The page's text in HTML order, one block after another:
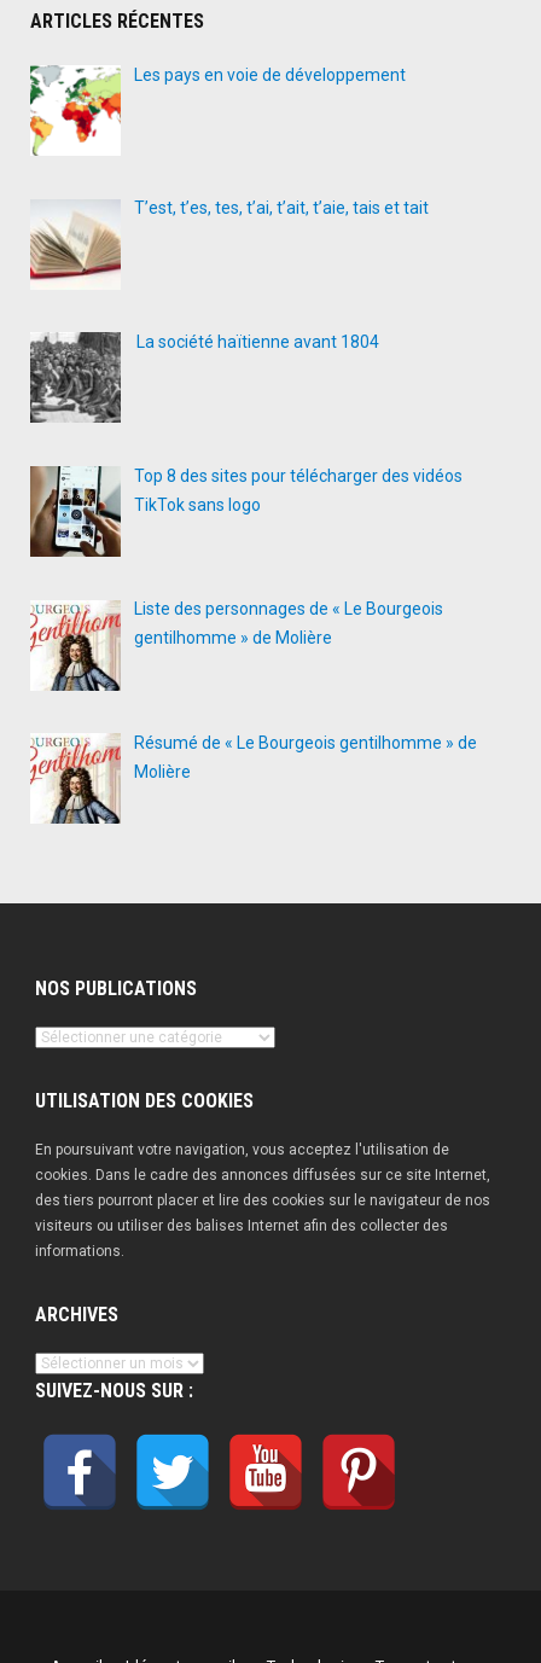
ARTICLES RÉCENTES
Les pays en voie de développement
T’est, t’es, tes, t’ai, t’ait, t’aie, tais et tait
La société haïtienne avant 1804
Top 8 des sites pour télécharger des vidéos
TikTok sans logo
Liste des personnages de « Le Bourgeois
gentilhomme » de Molière
Résumé de « Le Bourgeois gentilhomme » de
Molière
NOS PUBLICATIONS
Nos
UTILISATION DES COOKIES
En poursuivant votre navigation, vous acceptez l'utilisation de
cookies. Dans le cadre des annonces diffusées sur ce site Internet,
des tiers pourront placer et lire des cookies sur le navigateur de nos
visiteurs ou utiliser des balises Internet afin des collecter des
informations.
ARCHIVES
Archives
SUIVEZ-NOUS SUR :